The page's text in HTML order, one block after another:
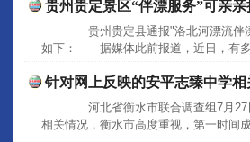
贵州贵定景区“伴漂服务”可亲
贵州贵定县通报"洛北河漂流伴
如下： 据媒体此前报道，近日，有多
针对网上反映的安平志臻中学
河北省衡水市联合调查组7月27
相关情况，衡水市高度重视，第一时间